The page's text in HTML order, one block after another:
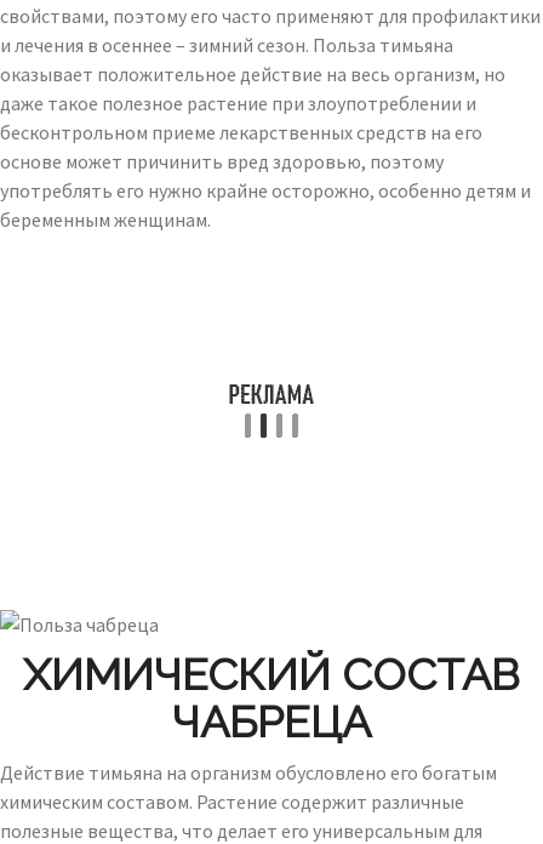
свойствами, поэтому его часто применяют для профилактики
и лечения в осеннее – зимний сезон. Польза тимьяна
оказывает положительное действие на весь организм, но
даже такое полезное растение при злоупотреблении и
бесконтрольном приеме лекарственных средств на его
основе может причинить вред здоровью, поэтому
употреблять его нужно крайне осторожно, особенно детям и
беременным женщинам.
ХИМИЧЕСКИЙ СОСТАВ
ЧАБРЕЦА
Действие тимьяна на организм обусловлено его богатым
химическим составом. Растение содержит различные
полезные вещества, что делает его универсальным для